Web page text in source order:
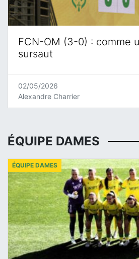
FCN-OM (3-0) : comme
sursaut
02/05/2026
Alexandre Charrier
ÉQUIPE DAMES
ÉQUIPE DAMES